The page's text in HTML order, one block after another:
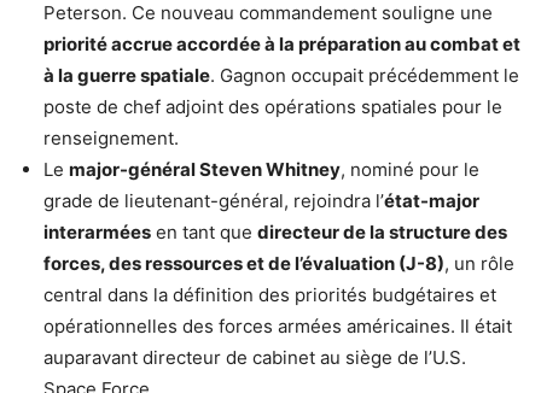
Peterson. Ce nouveau commandement souligne une
priorité accrue accordée à la préparation au combat et
à la guerre spatiale. Gagnon occupait précédemment le
poste de chef adjoint des opérations spatiales pour le
renseignement.
Le major-général Steven Whitney, nominé pour le
grade de lieutenant-général, rejoindra l’état-major
interarmées en tant que directeur de la structure des
forces, des ressources et de l’évaluation (J-8), un rôle
central dans la définition des priorités budgétaires et
opérationnelles des forces armées américaines. Il était
auparavant directeur de cabinet au siège de l’U.S.